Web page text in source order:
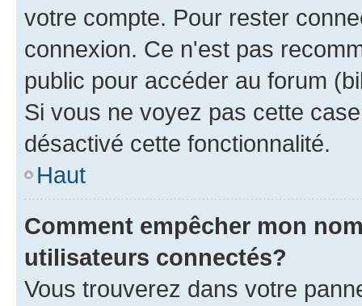
votre compte. Pour rester
connexion. Ce n'est pas
public pour accéder au forum
Si vous ne voyez pas cette
désactivé cette fonctionnalité.
Haut
Comment empêcher mon
utilisateurs connectés?
Vous trouverez dans votre